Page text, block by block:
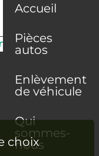
Accueil
Pièces
autos
Enlèvement
de véhicule
Qui
sommes-
nous